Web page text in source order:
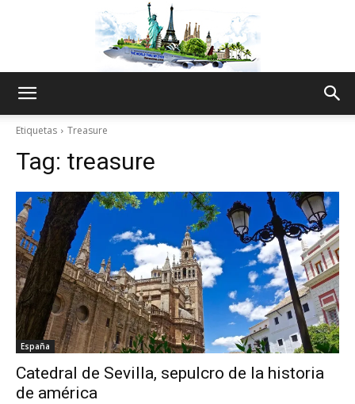
Thru
My
Etiquetas Treasure
Tag: treasure
España
Catedral de Sevilla, sepulcro de la historia
de américa